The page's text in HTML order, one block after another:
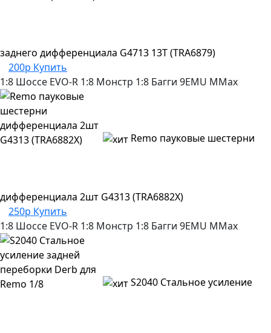
заднего дифференциала G4713 13T (TRA6879)
200р Купить
1:8 Шоссе EVO-R 1:8 Монстр 1:8 Багги 9EMU MMax
Remo пауковые шестерни
дифференциала 2шт G4313 (TRA6882X)
250р Купить
1:8 Шоссе EVO-R 1:8 Монстр 1:8 Багги 9EMU MMax
S2040 Стальное усиление